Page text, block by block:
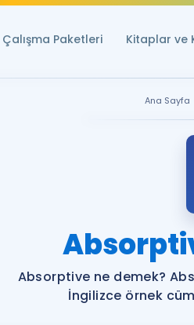
Çalışma Paketleri Kitaplar ve
Ana Sayfa
Absorptive ne demek?
İngilizce örnek